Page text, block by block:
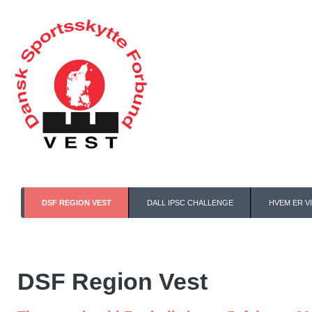
DSF REGION VEST DALL IPSC CHALLENGE HVEM ER
DSF Region Vest